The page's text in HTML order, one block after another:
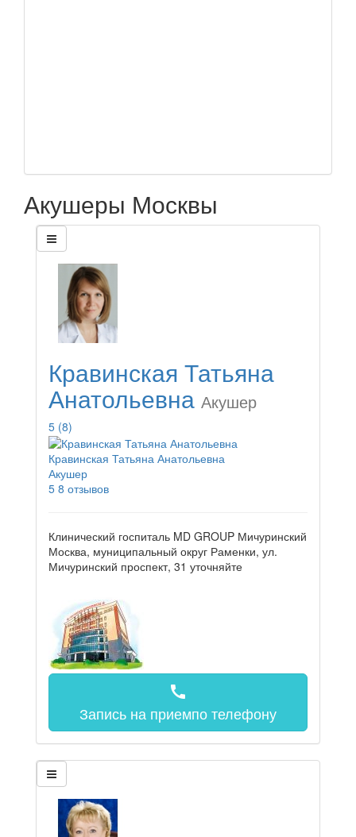
Акушеры Москвы
Кравинская Татьяна
Анатольевна Акушер
5 (8)
Кравинская Татьяна Анатольевна
Акушер
5 8 отзывов
Клинический госпиталь MD GROUP Мичуринский
Москва, муниципальный округ Раменки, ул.
Мичуринский проспект, 31 уточняйте
call
Запись на приемпо телефону